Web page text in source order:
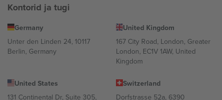
Kontorid ja tugi
Germany
Unter den Linden 24, 10117
Berlin, Germany
United Kingdom
167 City Road, London, Greater
London, EC1V 1AW, United
Kingdom
United States
131 Continental Dr, Suite 305,
Switzerland
Dorfstrasse 52a, 6390